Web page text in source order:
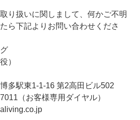
り扱いに関しまして、何かご不明
ら下記よりお問い合わせくださ
）
多駅東1-1-16 第2高田ビル502
（お客様専用ダイヤル）